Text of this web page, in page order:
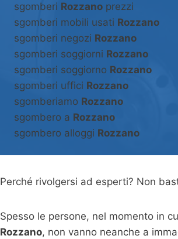
sgomberi Rozzano prezzi
sgomberi mobili usati Rozzano
sgomberi negozi Rozzano
sgomberi soggiorni Rozzano
sgomberi soggiorno Rozzano
sgomberi uffici Rozzano
sgomberiamo Rozzano
sgombero a Rozzano
sgombero alloggi Rozzano
Perché rivolgersi ad esperti? Non
Spesso le persone, nel momento in
Rozzano, non vanno neanche a